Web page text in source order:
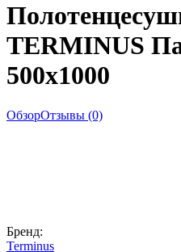
TERMINUS
500х1000
ОбзорОтзывы (0)
Бренд:
Terminus